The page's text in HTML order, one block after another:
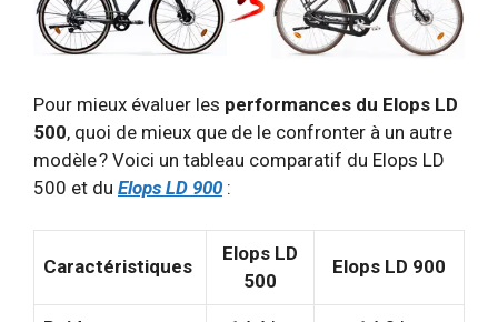
Pour mieux évaluer les performances du Elops LD
500, quoi de mieux que de le confronter à un autre
modèle ? Voici un tableau comparatif du Elops LD
500 et du Elops LD 900 :
Caractéristiques
Elops LD
500
Elops LD 900